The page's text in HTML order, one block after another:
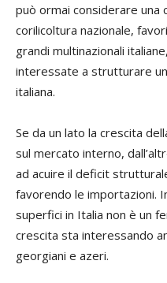
può ormai considerare
corilicoltura nazionale,
grandi multinazionali
interessate a strutturare
italiana.
Se da un lato la crescita
sul mercato interno,
ad acuire il deficit
favorendo le importazioni.
superfici in Italia non è un
crescita sta interessando
georgiani e azeri.